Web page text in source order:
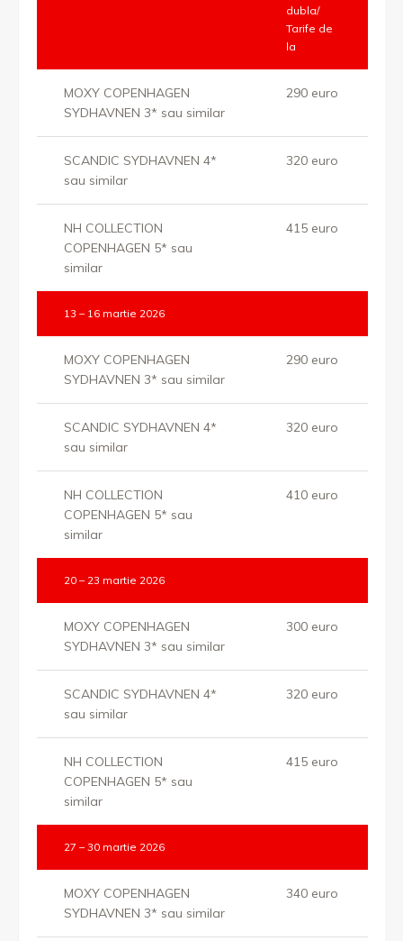
dubla/
Tarife de
la
MOXY COPENHAGEN
SYDHAVNEN 3* sau similar
290 euro
SCANDIC SYDHAVNEN 4*
sau similar
320 euro
NH COLLECTION
COPENHAGEN 5* sau
similar
415 euro
13 – 16 martie 2026
MOXY COPENHAGEN
SYDHAVNEN 3* sau similar
290 euro
SCANDIC SYDHAVNEN 4*
sau similar
320 euro
NH COLLECTION
COPENHAGEN 5* sau
similar
410 euro
20 – 23 martie 2026
MOXY COPENHAGEN
SYDHAVNEN 3* sau similar
300 euro
SCANDIC SYDHAVNEN 4*
sau similar
320 euro
NH COLLECTION
COPENHAGEN 5* sau
similar
415 euro
27 – 30 martie 2026
MOXY COPENHAGEN
SYDHAVNEN 3* sau similar
340 euro